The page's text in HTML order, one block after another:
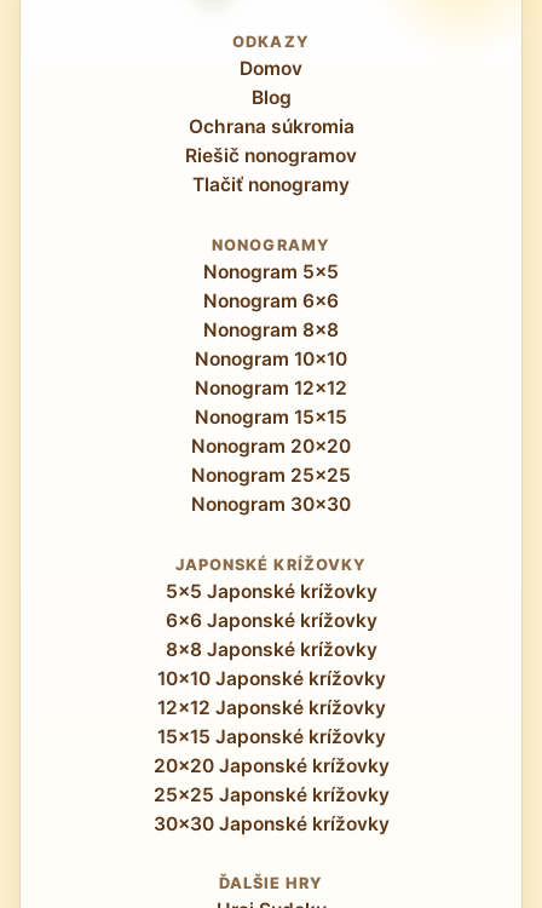
ODKAZY
Domov
Blog
Ochrana súkromia
Riešič nonogramov
Tlačiť nonogramy
NONOGRAMY
Nonogram 5x5
Nonogram 6x6
Nonogram 8x8
Nonogram 10x10
Nonogram 12x12
Nonogram 15x15
Nonogram 20x20
Nonogram 25x25
Nonogram 30x30
JAPONSKÉ KRÍŽOVKY
5x5 Japonské krížovky
6x6 Japonské krížovky
8x8 Japonské krížovky
10x10 Japonské krížovky
12x12 Japonské krížovky
15x15 Japonské krížovky
20x20 Japonské krížovky
25x25 Japonské krížovky
30x30 Japonské krížovky
ĎALŠIE HRY